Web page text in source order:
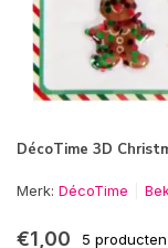
DécoTime 3D
Merk: DécoTime
€1,00 5